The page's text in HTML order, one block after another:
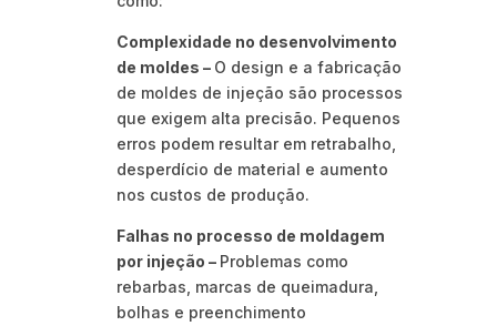
Complexidade no desenvolvimento
de moldes – O design e a fabricação
de moldes de injeção são processos
que exigem alta precisão. Pequenos
erros podem resultar em retrabalho,
desperdício de material e aumento
nos custos de produção.
Falhas no processo de moldagem
por injeção – Problemas como
rebarbas, marcas de queimadura,
bolhas e preenchimento